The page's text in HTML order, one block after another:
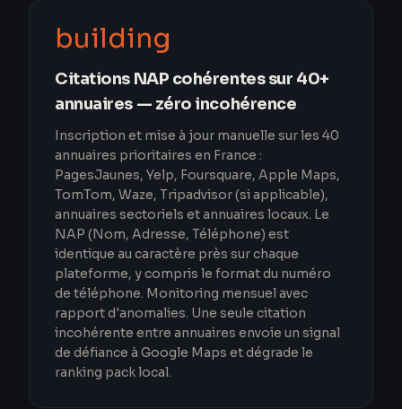
building
Citations NAP cohérentes sur 40+
annuaires — zéro incohérence
Inscription et mise à jour manuelle sur les 40
annuaires prioritaires en France :
PagesJaunes, Yelp, Foursquare, Apple Maps,
TomTom, Waze, Tripadvisor (si applicable),
annuaires sectoriels et annuaires locaux. Le
NAP (Nom, Adresse, Téléphone) est
identique au caractère près sur chaque
plateforme, y compris le format du numéro
de téléphone. Monitoring mensuel avec
rapport d'anomalies. Une seule citation
incohérente entre annuaires envoie un signal
de défiance à Google Maps et dégrade le
ranking pack local.